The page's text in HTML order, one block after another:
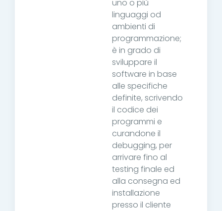
uno o più
linguaggi od
ambienti di
programmazione;
è in grado di
sviluppare il
software in base
alle specifiche
definite, scrivendo
il codice dei
programmi e
curandone il
debugging, per
arrivare fino al
testing finale ed
alla consegna ed
installazione
presso il cliente